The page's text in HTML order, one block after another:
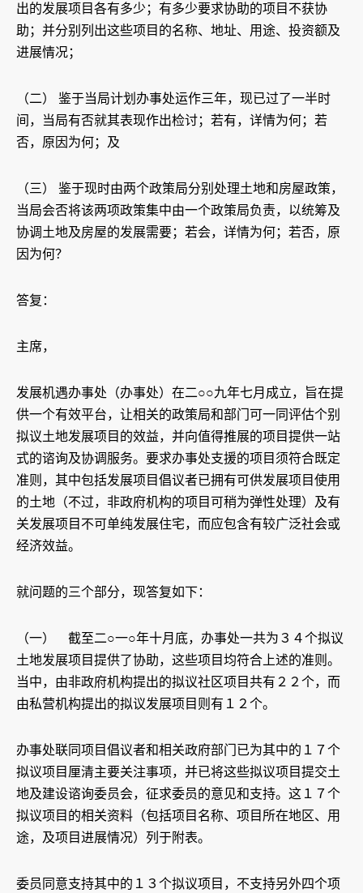
出的发展项目各有多少；有多少要求协助的项目不获协
助；并分别列出这些项目的名称、地址、用途、投资额及
进展情况；
（二） 鉴于当局计划办事处运作三年，现已过了一半时
间，当局有否就其表现作出检讨；若有，详情为何；若
否，原因为何；及
（三） 鉴于现时由两个政策局分别处理土地和房屋政策，
当局会否将该两项政策集中由一个政策局负责，以统筹及
协调土地及房屋的发展需要；若会，详情为何；若否，原
因为何？
答复：
主席，
发展机遇办事处（办事处）在二○○九年七月成立，旨在提
供一个有效平台，让相关的政策局和部门可一同评估个别
拟议土地发展项目的效益，并向值得推展的项目提供一站
式的谘询及协调服务。要求办事处支援的项目须符合既定
准则，其中包括发展项目倡议者已拥有可供发展项目使用
的土地（不过，非政府机构的项目可稍为弹性处理）及有
关发展项目不可单纯发展住宅，而应包含有较广泛社会或
经济效益。
就问题的三个部分，现答复如下：
（一） 截至二○一○年十月底，办事处一共为３４个拟议
土地发展项目提供了协助，这些项目均符合上述的准则。
当中，由非政府机构提出的拟议社区项目共有２２个，而
由私营机构提出的拟议发展项目则有１２个。
办事处联同项目倡议者和相关政府部门已为其中的１７个
拟议项目厘清主要关注事项，并已将这些拟议项目提交土
地及建设谘询委员会，征求委员的意见和支持。这１７个
拟议项目的相关资料（包括项目名称、项目所在地区、用
途，及项目进展情况）列于附表。
委员同意支持其中的１３个拟议项目，不支持另外四个项